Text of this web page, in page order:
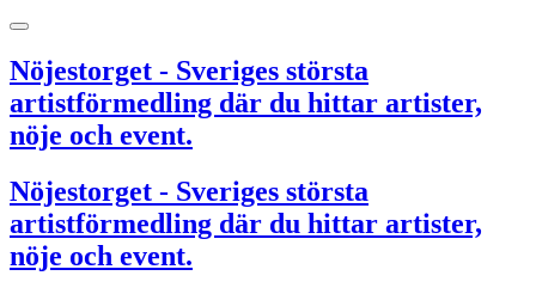
Nöjestorget - Sveriges största
artistförmedling där du hittar artister,
nöje och event.
Nöjestorget - Sveriges största
artistförmedling där du hittar artister,
nöje och event.